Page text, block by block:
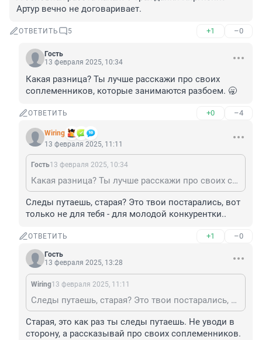
Артур вечно не договаривает.
ОТВЕТИТЬ 5 +1 –0
Гость
13 февраля 2025, 10:34
Какая разница? Ты лучше расскажи про своих
соплеменников, которые занимаются разбоем. 🥱
ОТВЕТИТЬ +0 –4
Wiring
13 февраля 2025, 11:11
Гость13 февраля 2025, 10:34
Какая разница? Ты лучше расскажи про своих соплеменников, которые занимаются разбоем. 🥱
Следы путаешь, старая? Это твои постарались, вот
только не для тебя - для молодой конкурентки..
ОТВЕТИТЬ +1 –0
Гость
13 февраля 2025, 13:28
Wiring13 февраля 2025, 11:11
Следы путаешь, старая? Это твои постарались, вот только не для тебя - для молодой конкурентки..
Старая, это как раз ты следы путаешь. Не уводи в
сторону, а рассказывай про своих соплеменников.